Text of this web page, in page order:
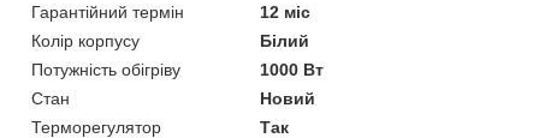
Гарантійний термін
12 міс
Колір корпусу
Білий
Потужність обігріву
1000 Вт
Стан
Новий
Терморегулятор
Так